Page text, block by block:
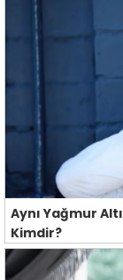
Aynı Yağmur
Kimdir?